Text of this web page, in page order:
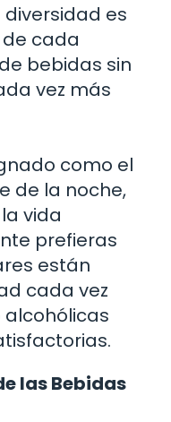
diversidad es
cada
bebidas sin
vez más
como el
de la noche,
vida
prefieras
están
cada vez
las Bebidas